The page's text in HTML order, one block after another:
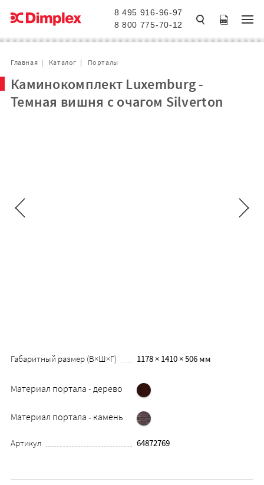
8 495 916-96-97
8 800 775-70-12
Главная Каталог Порталы
Каминокомплект Luxemburg -
Темная вишня с очагом Silverton
Габаритный размер (В×Ш×Г) 1178 × 1410 × 506 мм
Материал портала - дерево
Материал портала - камень
Артикул 64872769